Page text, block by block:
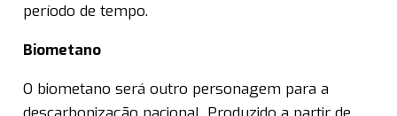
período de tempo.
Biometano
O biometano será outro personagem para a